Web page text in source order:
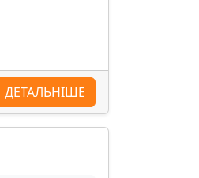
ДЕТАЛЬНІШЕ